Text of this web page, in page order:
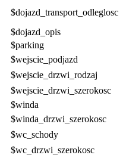
$dojazd_transport_odleglosc
$dojazd_opis
$parking
$wejscie_podjazd
$wejscie_drzwi_rodzaj
$wejscie_drzwi_szerokosc
$winda
$winda_drzwi_szerokosc
$wc_schody
$wc_drzwi_szerokosc